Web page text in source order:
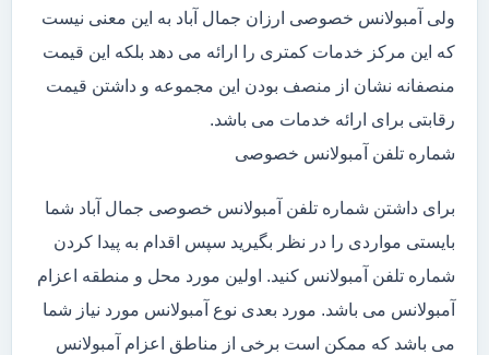
ولی آمبولانس خصوصی ارزان جمال آباد به این معنی نیست
که این مرکز خدمات کمتری را ارائه می دهد بلکه این قیمت
منصفانه نشان از منصف بودن این مجموعه و داشتن قیمت
رقابتی برای ارائه خدمات می باشد.
شماره تلفن آمبولانس خصوصی
برای داشتن شماره تلفن آمبولانس خصوصی جمال آباد شما
بایستی مواردی را در نظر بگیرید سپس اقدام به پیدا کردن
شماره تلفن آمبولانس کنید. اولین مورد محل و منطقه اعزام
آمبولانس می باشد. مورد بعدی نوع آمبولانس مورد نیاز شما
می باشد که ممکن است برخی از مناطق اعزام آمبولانس